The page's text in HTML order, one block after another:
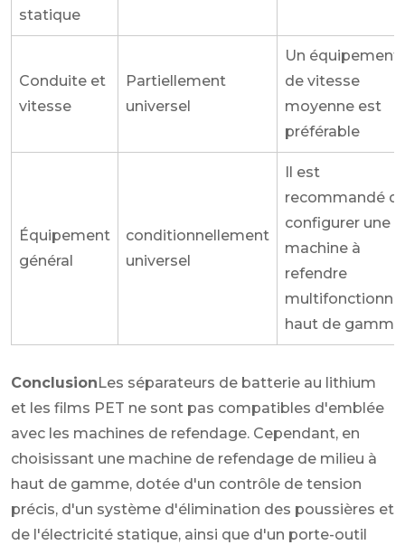
statique
Conduite et
vitesse
Partiellement
universel
Un équipement
de vitesse
moyenne est
préférable
Équipement
général
conditionnellement
universel
Il est
recommandé
configurer une
machine à
refendre
haut de gamme.
ConclusionLes séparateurs de batterie au lithium
et les films PET ne sont pas compatibles d'emblée
avec les machines de refendage. Cependant, en
choisissant une machine de refendage de milieu à
haut de gamme, dotée d'un contrôle de tension
précis, d'un système d'élimination des poussières et
de l'électricité statique, ainsi que d'un porte-outil